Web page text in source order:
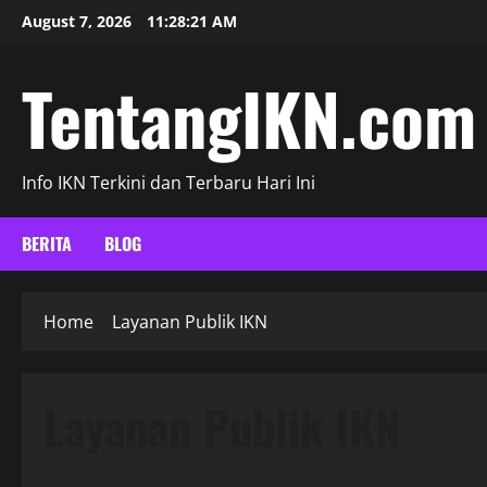
SkipAugust 7, 2026 11:28:21 AM
TentangIKN.com
Info IKN Terkini dan Terbaru Hari Ini
BERITA BLOG
Home Layanan Publik IKN